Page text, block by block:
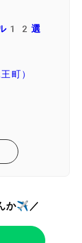
ル12選
町）
か✈️／